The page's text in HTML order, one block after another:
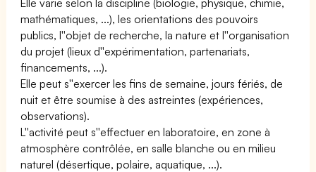
mathématiques, ...), les orientations des pouvoirs
publics, l''objet de recherche, la nature et l''organisation
du projet (lieux d''expérimentation, partenariats,
financements, ...).
Elle peut s''exercer les fins de semaine, jours fériés, de
nuit et être soumise à des astreintes (expériences,
observations).
L''activité peut s''effectuer en laboratoire, en zone à
atmosphère contrôlée, en salle blanche ou en milieu
naturel (désertique, polaire, aquatique, ...).